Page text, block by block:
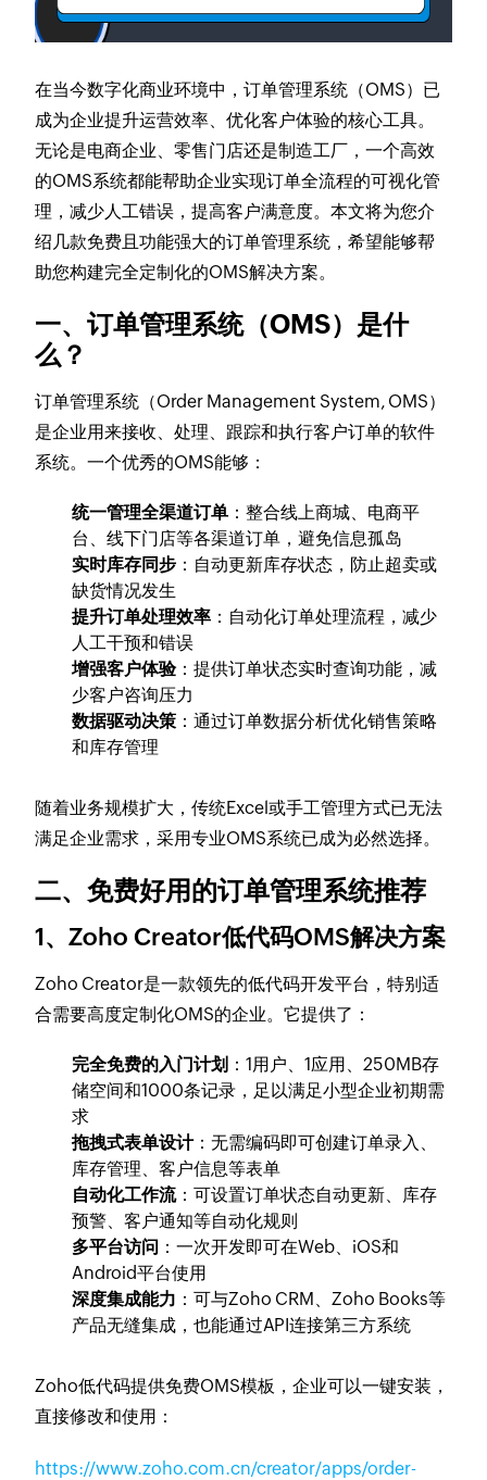
在当今数字化商业环境中，订单管理系统（OMS）已
成为企业提升运营效率、优化客户体验的核心工具。
无论是电商企业、零售门店还是制造工厂，一个高效
的OMS系统都能帮助企业实现订单全流程的可视化管
理，减少人工错误，提高客户满意度。本文将为您介
绍几款免费且功能强大的订单管理系统，希望能够帮
助您构建完全定制化的OMS解决方案。
一、订单管理系统（OMS）是什
么？
订单管理系统（Order Management System, OMS）
是企业用来接收、处理、跟踪和执行客户订单的软件
系统。一个优秀的OMS能够：
统一管理全渠道订单 ：整合线上商城、电商平
台、线下门店等各渠道订单，避免信息孤岛
实时库存同步 ：自动更新库存状态，防止超卖或
缺货情况发生
提升订单处理效率 ：自动化订单处理流程，减少
人工干预和错误
增强客户体验：提供订单状态实时查询功能，减
少客户咨询压力
数据驱动决策 ：通过订单数据分析优化销售策略
和库存管理
随着业务规模扩大，传统Excel或手工管理方式已无法
满足企业需求，采用专业OMS系统已成为必然选择。
二、免费好用的订单管理系统推荐
1、Zoho Creator低代码OMS解决方案
Zoho Creator是一款领先的低代码开发平台，特别适
合需要高度定制化OMS的企业。它提供了：
完全免费的入门计划 ：1用户、1应用、250MB存
储空间和1000条记录，足以满足小型企业初期需
求
拖拽式表单设计：无需编码即可创建订单录入、
库存管理、客户信息等表单
自动化工作流：可设置订单状态自动更新、库存
预警、客户通知等自动化规则
多平台访问 ：一次开发即可在Web、iOS和
Android平台使用
深度集成能力 ：可与Zoho CRM、Zoho Books等
产品无缝集成，也能通过API连接第三方系统
Zoho低代码提供免费OMS模板，企业可以一键安装，
直接修改和使用：
https://www.zoho.com.cn/creator/apps/order-